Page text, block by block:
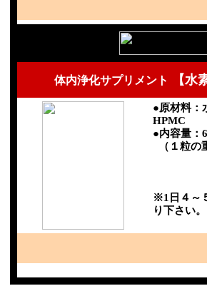
体内浄化サプリメント 【水
●原材料：
HPMC
●内容量：
（１粒の
※1日４～
り下さい。